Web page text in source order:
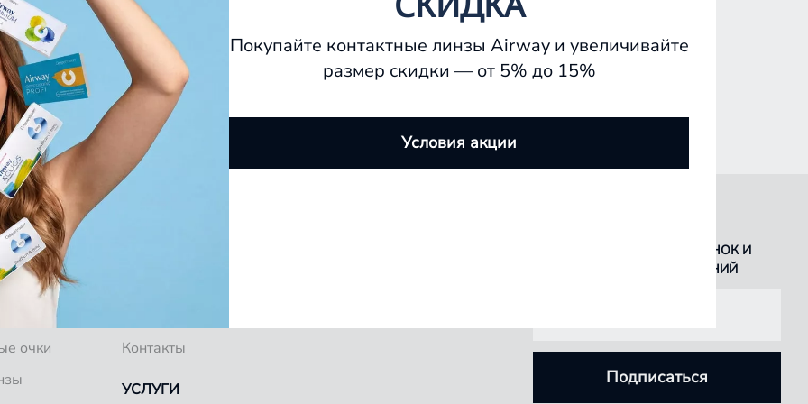
очки
Контакты
УСЛУГИ
БУДЬТЕ В КУРСЕ ВСЕХ НОВИНОК И
СПЕЦИАЛЬНЫХ ПРЕДЛОЖЕНИЙ
Подписаться
Покупайте контактные линзы Airway и увеличивайте
размер скидки — от 5% до 15%
Условия акции